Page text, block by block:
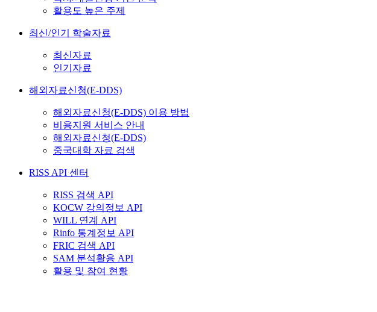
활용도 높은 주제
최신/인기 학술자료
최신자료
인기자료
해외자료신청(E-DDS)
해외자료신청(E-DDS) 이용 방법
비용지원 서비스 안내
해외자료신청(E-DDS)
중국대학 자료 검색
RISS API 센터
RISS 검색 API
KOCW 강의정보 API
WILL 연계 API
Rinfo 통계정보 API
FRIC 검색 API
SAM 분석활용 API
활용 및 참여 현황